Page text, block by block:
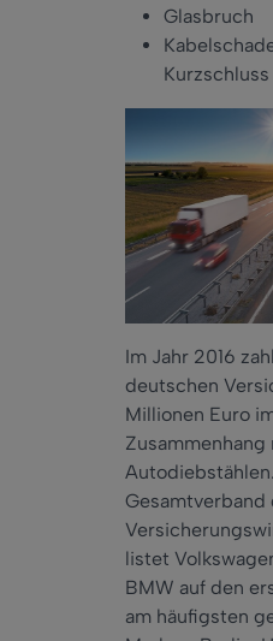
Glasbruch
Kurzschluss
Im Jahr 2016
deutschen
Millionen Euro
Zusammenhang
Gesamtverband
listet
BMW auf den
am häufigsten